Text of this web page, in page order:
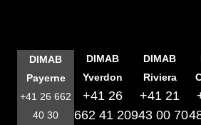
DIMAB
Payerne
+41 26 662
40 30
DIMAB
Yverdon
+41 26
662 41 20
DIMAB
Riviera
+41 21
943 00 70